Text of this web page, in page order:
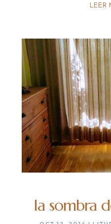
LEER
la sombra